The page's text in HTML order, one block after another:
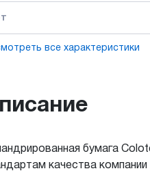
все характеристики
бумага
качества компании